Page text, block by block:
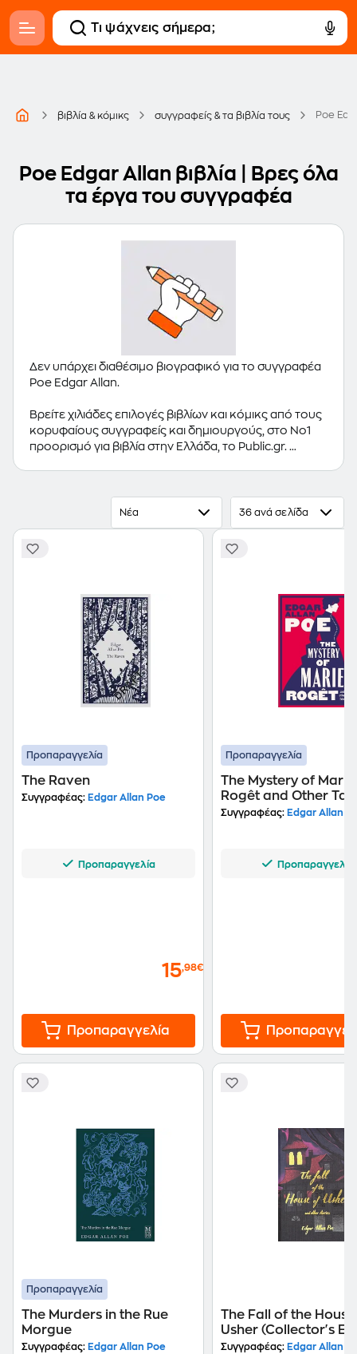
βιβλία & κόμικς συγγραφείς & τα βιβλία τους Poe
Poe Edgar Allan βιβλία | Βρες όλα
τα έργα του συγγραφέα
Δεν υπάρχει διαθέσιμο βιογραφικό για το συγγραφέα
Poe Edgar Allan.
Βρείτε χιλιάδες επιλογές βιβλίων και κόμικς από τους
κορυφαίους συγγραφείς και δημιουργούς, στο Νο1
προορισμό για βιβλία στην Ελλάδα, το Public.gr.
Ξενόγλωσσα Βιβλία,Κόμικς
Νέα 36 ανά σελίδα
Προπαραγγελία
The Raven
Συγγραφέας: Edgar Allan Poe
Προπαραγγελία
15,98€
Προπαραγγελία
Προπαραγγελία
The Mystery of Marie
Rogêt and Other
Συγγραφέας: Edgar Allan
Προπαραγγελία
Προπαραγγελία
The Murders in the Rue
Morgue
Συγγραφέας: Edgar Allan Poe
The Fall of the
Usher (Collector's
Συγγραφέας: Edgar Allan